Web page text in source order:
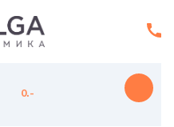
0.-